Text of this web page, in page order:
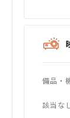
備品・
該当な